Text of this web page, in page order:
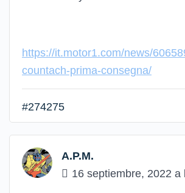
https://it.motor1.com/news/
countach-prima-consegna/
#274275
A.P.M.
16 septiembre, 2022 a